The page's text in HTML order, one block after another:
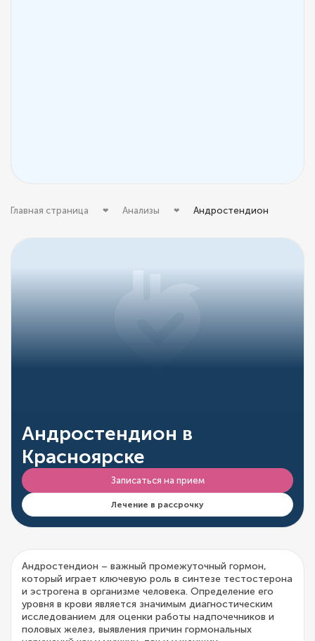
Главная страница Анализы Андростендион
Андростендион в
Красноярске
Записаться на прием
Лечение в рассрочку
Андростендион – важный промежуточный гормон,
который играет ключевую роль в синтезе тестостерона
и эстрогена в организме человека. Определение его
уровня в крови является значимым диагностическим
исследованием для оценки работы надпочечников и
половых желез, выявления причин гормональных